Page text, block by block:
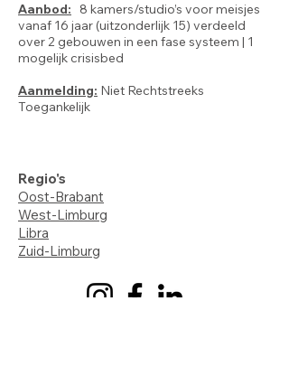
Aanbod:
8 kamers/studio’s voor meisjes
vanaf 16 jaar (uitzonderlijk 15) verdeeld
over 2 gebouwen in een fase systeem | 1
mogelijk crisisbed
Aanmelding: Niet Rechtstreeks
Toegankelijk
Regio's
Oost-Brabant
West-Limburg
Libra
Zuid-Limburg